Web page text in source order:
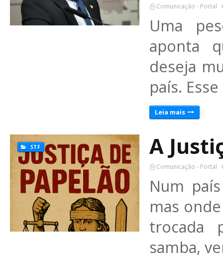
Comunicação - Portal
Uma
aponta
deseja
país.
Leia mais
STF A
Comunicação - Portal
Num
mas
trocada
samba,